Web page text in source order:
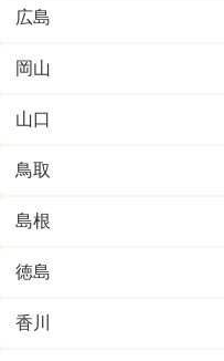
広島
岡山
山口
鳥取
島根
徳島
香川